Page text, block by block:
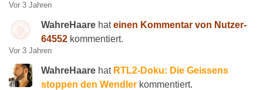
Vor 3 Jahren
WahreHaare hateinen Kommentar von Nutzer-
64552 kommentiert.
Vor 3 Jahren
WahreHaare hat RTL2-Doku: Die Geissens
stoppen den Wendler kommentiert.